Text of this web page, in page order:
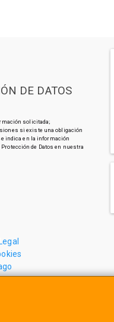
DE DATOS
solicitada;
si existe una obligación
indica en la información
de Datos en nuestra